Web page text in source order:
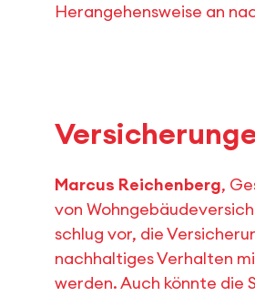
Herangehensweise an
Marcus Reichenberg,
von
schlug vor, die
nachhaltiges Verhalten
werden. Auch könnte die